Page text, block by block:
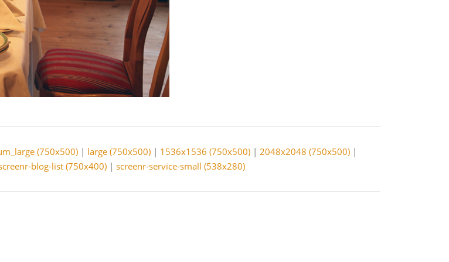
(750x500) | large (750x500) | 1536x1536 (750x500) | 2048x2048 (750x500) |
blog-list (750x400) | screenr-service-small (538x280)